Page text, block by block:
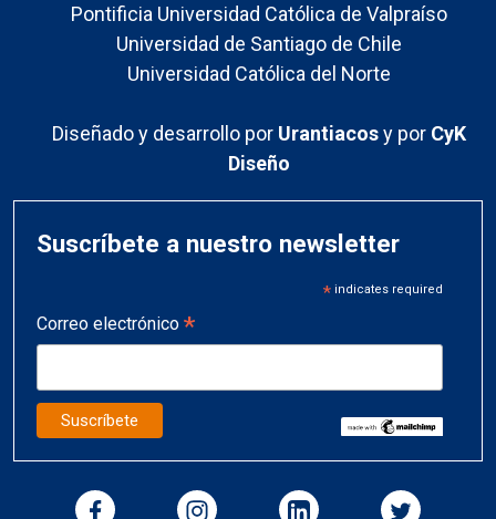
Pontificia Universidad Católica de Valpraíso
Universidad de Santiago de Chile
Universidad Católica del Norte
Diseñado y desarrollo por Urantiacosy por CyK
Diseño
Suscríbete a nuestro newsletter
*indicates required
Correo electrónico *